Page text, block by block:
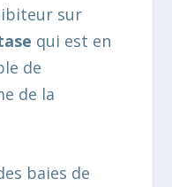
sur
qui est en
de
de la
baies de